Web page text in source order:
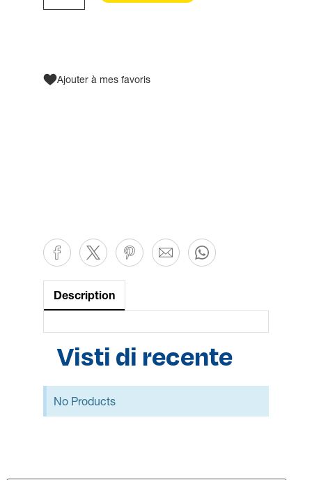
Ajouter à mes favoris
Description
Visti di recente
No Products